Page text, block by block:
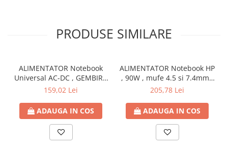
Dosare din plastic
Folii si mape
Intercalatoare
Prezentare si afisare
Accesorii pentru birou
Agrafe, ace, piuneze, clipsuri
Automatizare birou si accesori
PRODUSE SIMILARE
ALIMENTATOR Notebook
Universal AC-DC , GEMBIRD
, 90W - tensiuni
DC la 4.5 A max , protectie
la supratensiuni Cod
Produs: NPA-AC1D
159,02 Lei
ADAUGA IN COS
ALIMENTATOR Notebook HP
, 90W , mufe 4.5 si 7.4mm ,
Cod Produs: H6Y90AA
205,78 Lei
ADAUGA IN COS